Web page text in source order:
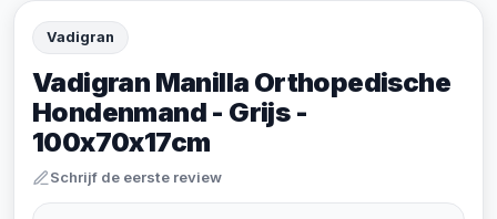
Vadigran
Vadigran Manilla Orthopedische
Hondenmand - Grijs -
100x70x17cm
Schrijf de eerste review